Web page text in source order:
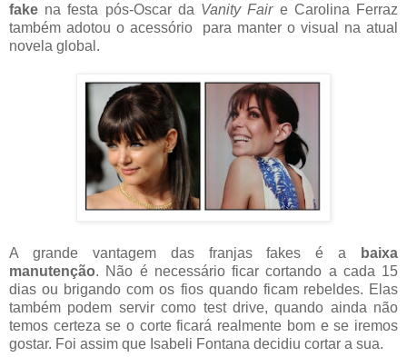
fake na festa pós-Oscar da Vanity Faire Carolina Ferraz
também adotou o acessório para manter o visual na atual
novela global.
A grande vantagem das franjas fakes é a
baixa
manutenção. Não é necessário ficar cortando a cada 15
dias ou brigando com os fios quando ficam rebeldes. Elas
também podem servir como test drive, quando ainda não
temos certeza se o corte ficará realmente bom e se iremos
gostar. Foi assim que Isabeli Fontana decidiu cortar a sua.